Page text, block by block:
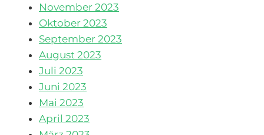
November 2023
Oktober 2023
September 2023
August 2023
Juli 2023
Juni 2023
Mai 2023
April 2023